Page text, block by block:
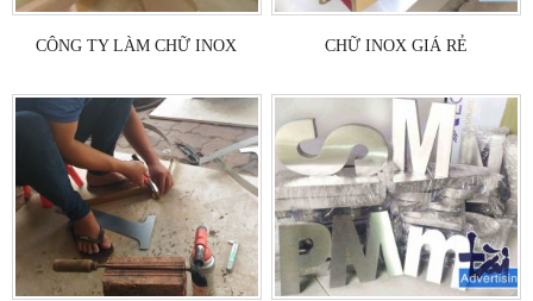
CÔNG TY LÀM CHỮ INOX CHỮ INOX GIÁ RẺ